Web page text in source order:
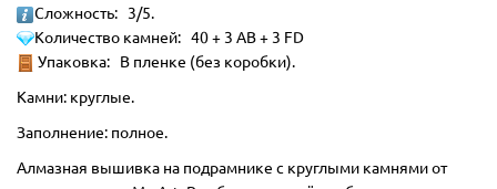
Сложность: 3/5.
Количество камней: 40 + 3 AB + 3 FD
Упаковка: В пленке (без коробки).
Камни: круглые.
Заполнение: полное.
Алмазная вышивка на подрамнике с круглыми камнями от